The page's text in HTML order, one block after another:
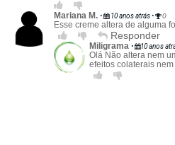
Mariana M. • 10 anos atrás • 0
Esse creme altera de alguma
Responder
Miligrama • 10 anos
Olá Não altera nem
efeitos colaterais